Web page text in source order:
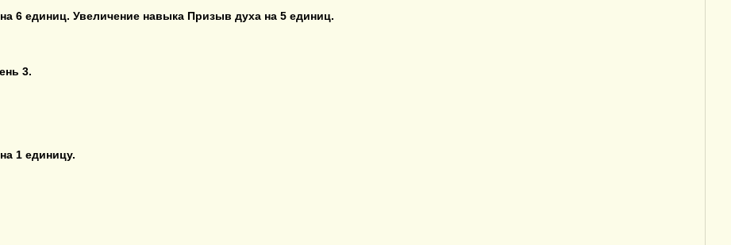
на 6 единиц. Увеличение навыка Призыв духа на 5 единиц.
3.
на 1 единицу.